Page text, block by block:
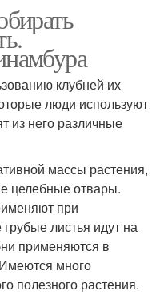
клубней их
люди используют
из него различные
массы растения,
целебные отвары.
при
листья идут на
применяются в
много
полезного растения.